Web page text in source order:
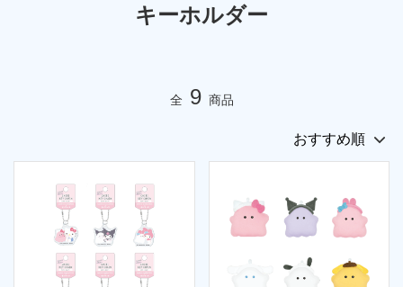
キーホルダー
全 9 商品